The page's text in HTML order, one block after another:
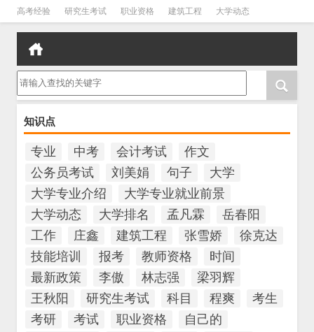
高考经验 研究生考试 职业资格 建筑工程 大学动态
会计考试 教师资格 公务员考试 中考 技能培训
请输入查找的关键字
知识点
专业 中考 会计考试
作文
公务员考试
刘美娟 句子
大学
大学专业介绍
大学专业就业前景
大学动态
大学排名 孟凡霖
岳春阳
工作
庄鑫 建筑工程 张雪娇
徐克达
技能培训
报考 教师资格
时间
最新政策
李傲 林志强
梁羽辉
王秋阳
研究生考试 科目 程爽
考生
考研
考试 职业资格
自己的